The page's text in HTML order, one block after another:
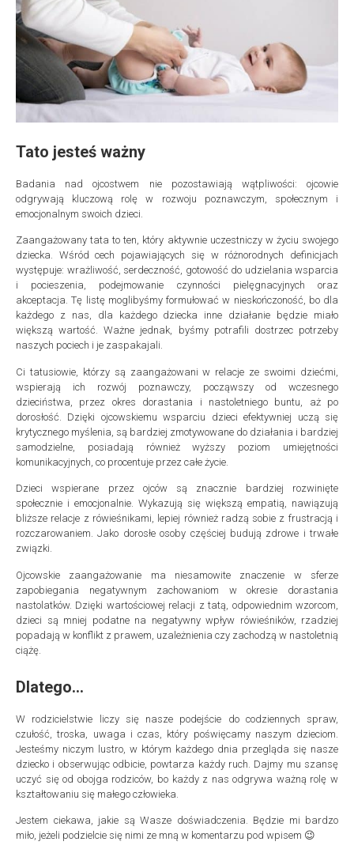
Tato jesteś ważny
Badania nad ojcostwem nie pozostawiają wątpliwości: ojcowie
odgrywają kluczową rolę w rozwoju poznawczym, społecznym i
emocjonalnym swoich dzieci.
Zaangażowany tata to ten, który aktywnie uczestniczy w życiu swojego
dziecka. Wśród cech pojawiających się w różnorodnych definicjach
występuje: wrażliwość, serdeczność, gotowość do udzielania wsparcia
i pocieszenia, podejmowanie czynności pielęgnacyjnych oraz
akceptacja. Tę listę moglibyśmy formułować w nieskończoność, bo dla
każdego z nas, dla każdego dziecka inne działanie będzie miało
większą wartość. Ważne jednak, byśmy potrafili dostrzec potrzeby
naszych pociech i je zaspakajali.
Ci tatusiowie, którzy są zaangażowani w relacje ze swoimi dziećmi,
wspierają ich rozwój poznawczy, począwszy od wczesnego
dzieciństwa, przez okres dorastania i nastoletniego buntu, aż po
dorosłość. Dzięki ojcowskiemu wsparciu dzieci efektywniej uczą się
krytycznego myślenia, są bardziej zmotywowane do działania i bardziej
samodzielne, posiadają również wyższy poziom umiejętności
komunikacyjnych, co procentuje przez całe życie.
Dzieci wspierane przez ojców są znacznie bardziej rozwinięte
społecznie i emocjonalnie. Wykazują się większą empatią, nawiązują
bliższe relacje z rówieśnikami, lepiej również radzą sobie z frustracją i
rozczarowaniem. Jako dorosłe osoby częściej budują zdrowe i trwałe
związki.
Ojcowskie zaangażowanie ma niesamowite znaczenie w sferze
zapobiegania negatywnym zachowaniom w okresie dorastania
nastolatków. Dzięki wartościowej relacji z tatą, odpowiednim wzorcom,
dzieci są mniej podatne na negatywny wpływ rówieśników, rzadziej
popadają w konflikt z prawem, uzależnienia czy zachodzą w nastoletnią
ciążę.
Dlatego…
W rodzicielstwie liczy się nasze podejście do codziennych spraw,
czułość, troska, uwaga i czas, który poświęcamy naszym dzieciom.
Jesteśmy niczym lustro, w którym każdego dnia przegląda się nasze
dziecko i obserwując odbicie, powtarza każdy ruch. Dajmy mu szansę
uczyć się od obojga rodziców, bo każdy z nas odgrywa ważną rolę w
kształtowaniu się małego człowieka.
Jestem ciekawa, jakie są Wasze doświadczenia. Będzie mi bardzo
miło, jeżeli podzielcie się nimi ze mną w komentarzu pod wpisem 😉